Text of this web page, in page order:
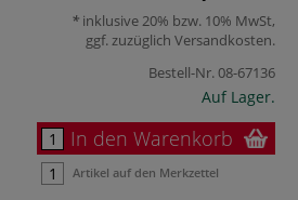
inklusive 20% bzw. 10% MwSt,
ggf. zuzüglich Versandkosten.
Bestell-Nr.08-67136
Auf Lager.
In den Warenkorb
Artikel auf den Merkzettel